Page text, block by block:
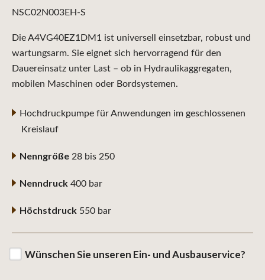
Die A4VG40EZ1DM1 ist universell einsetzbar, robust und
wartungsarm. Sie eignet sich hervorragend für den
Dauereinsatz unter Last – ob in Hydraulikaggregaten,
mobilen Maschinen oder Bordsystemen.
Hochdruckpumpe für Anwendungen im geschlossenen
Kreislauf
Nenngröße 28 bis 250
Nenndruck 400 bar
Höchstdruck 550 bar
Wünschen Sie unseren Ein- und Ausbauservice?
NSC02N003EH-S